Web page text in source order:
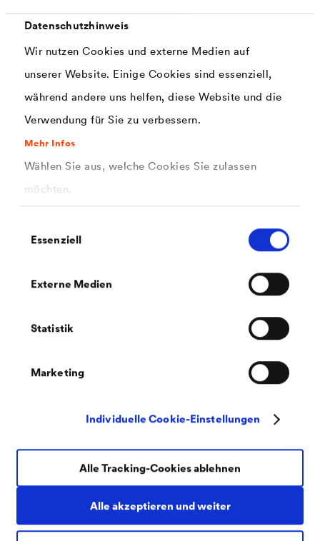
Datenschutzhinweis
Wir nutzen Cookies und externe Medien auf
unserer Website. Einige Cookies sind essenziell,
während andere uns helfen, diese Website und die
Verwendung für Sie zu verbessern.
Mehr Infos
Wählen Sie aus, welche Cookies Sie zulassen
möchten.
Essenziell
Externe Medien
Statistik
Marketing
Individuelle Cookie-Einstellungen
Alle akzeptieren und weiter
Alle Tracking-Cookies ablehnen
PDF | 185,8 kB
SicherheitsdatenblattCWS WERTLACK®
2K-DuraTop Satin (DE-CH)
Sicherheitsdatenblatt CWS WERTLACK ®
Nachhaltigkeitsdatenblatt